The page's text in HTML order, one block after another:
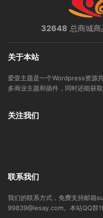
32648 总商城商
关于本站
爱壹主题是一个Wordpress资源
多商业主题和插件，同时还能获
关注我们
联系我们
我们的联系方式，免费支持邮箱
99839@iesay.com。本站QQ群